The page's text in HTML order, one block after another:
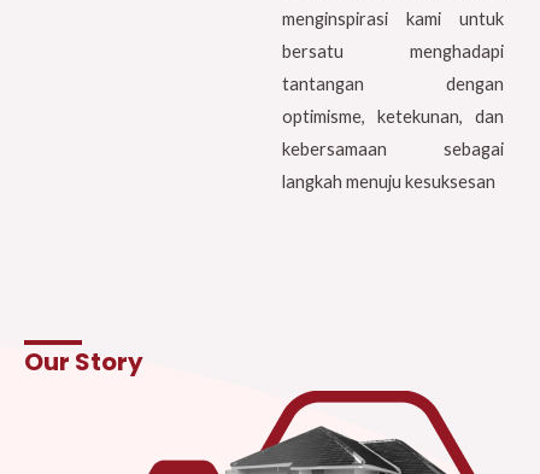
menginspirasi kami untuk
bersatu menghadapi
tantangan dengan
optimisme, ketekunan, dan
kebersamaan sebagai
langkah menuju kesuksesan
Our Story